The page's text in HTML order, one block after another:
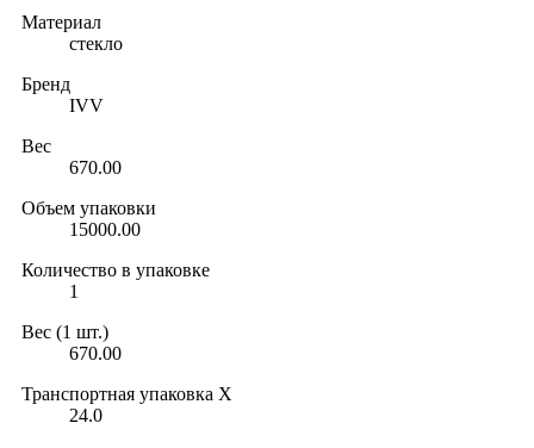
Материал
стекло
Бренд
IVV
Вес
670.00
Объем упаковки
15000.00
Количество в упаковке
1
Вес (1 шт.)
670.00
Транспортная упаковка X
24.0